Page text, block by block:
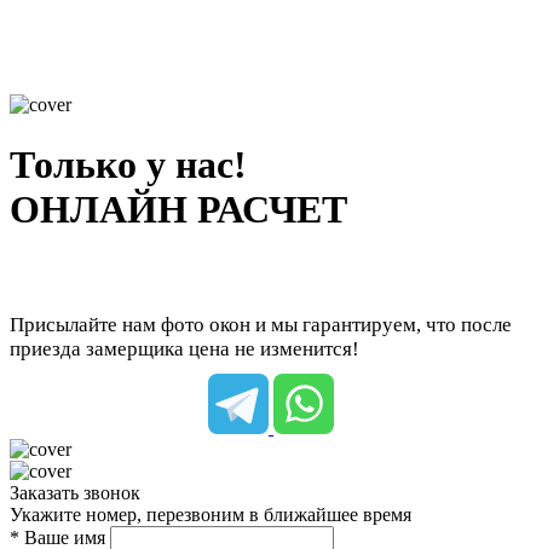
Только у нас!
ОНЛАЙН РАСЧЕТ
Присылайте нам фото окон и мы гарантируем, что после
приезда замерщика цена не изменится!
Заказать звонок
Укажите номер, перезвоним в ближайшее время
* Ваше имя